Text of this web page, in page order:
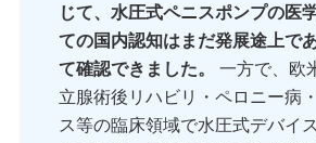
じて、水圧式ペニスポンプの医
ての国内認知はまだ発展途上で
て確認できました。
一方で、欧
立腺術後リハビリ・ペロニー病
ス等の臨床領域で水圧式デバイ